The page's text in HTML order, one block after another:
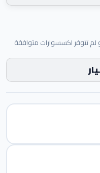
لم تتوفر اكسسوارات متوافقة